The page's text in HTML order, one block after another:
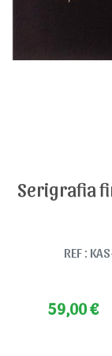
Serigrafia
REF :
59,00€